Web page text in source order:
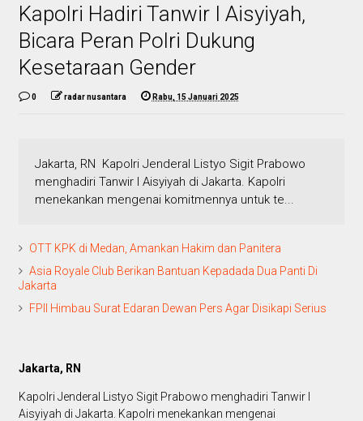
Kapolri Hadiri Tanwir I Aisyiyah,
Bicara Peran Polri Dukung
Kesetaraan Gender
0 radar nusantara Rabu, 15 Januari 2025
Jakarta, RN Kapolri Jenderal Listyo Sigit Prabowo
menghadiri Tanwir I Aisyiyah di Jakarta. Kapolri
menekankan mengenai komitmennya untuk te...
OTT KPK di Medan, Amankan Hakim dan Panitera
Asia Royale Club Berikan Bantuan Kepadada Dua Panti Di
Jakarta
FPII Himbau Surat Edaran Dewan Pers Agar Disikapi Serius
Jakarta, RN
Kapolri Jenderal Listyo Sigit Prabowo menghadiri Tanwir I
Aisyiyah di Jakarta. Kapolri menekankan mengenai